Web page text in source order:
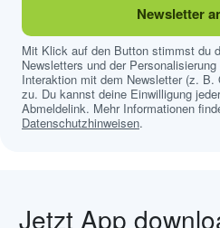
Newsletter
Mit Klick auf den Button stimmst du
Newsletters und der
Interaktion mit dem Newsletter (z.
zu. Du kannst deine Einwilligung
Abmeldelink. Mehr Informationen
Datenschutzhinweisen.
Jetzt App